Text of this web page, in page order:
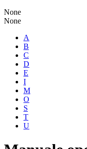
None
None
A
B
C
D
E
I
M
O
S
T
U